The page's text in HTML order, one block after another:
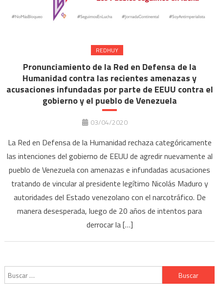
REDHUY
Pronunciamiento de la Red en Defensa de la
Humanidad contra las recientes amenazas y
acusaciones infundadas por parte de EEUU contra el
gobierno y el pueblo de Venezuela
03/04/2020
La Red en Defensa de la Humanidad rechaza categóricamente
las intenciones del gobierno de EEUU de agredir nuevamente al
pueblo de Venezuela con amenazas e infundadas acusaciones
tratando de vincular al presidente legítimo Nicolás Maduro y
autoridades del Estado venezolano con el narcotráfico. De
manera desesperada, luego de 20 años de intentos para
derrocar la […]
Buscar: